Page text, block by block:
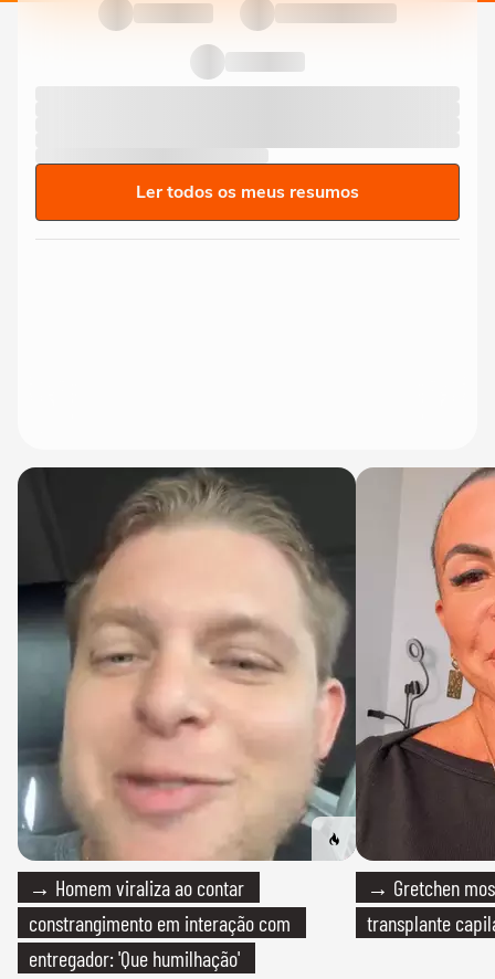
Ler todos os meus resumos
→ Homem viraliza ao contar
constrangimento em interação com
entregador: 'Que humilhação'
→ Gretchen
transplante